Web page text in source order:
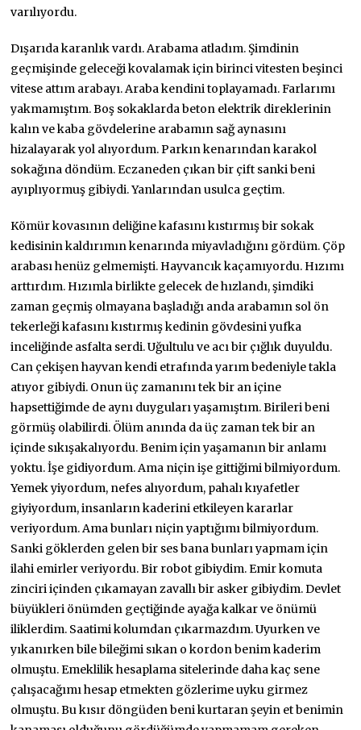
varılıyordu.
Dışarıda karanlık vardı. Arabama atladım. Şimdinin
geçmişinde geleceği kovalamak için birinci vitesten beşinci
vitese attım arabayı. Araba kendini toplayamadı. Farlarımı
yakmamıştım. Boş sokaklarda beton elektrik direklerinin
kalın ve kaba gövdelerine arabamın sağ aynasını
hizalayarak yol alıyordum. Parkın kenarından karakol
sokağına döndüm. Eczaneden çıkan bir çift sanki beni
ayıplıyormuş gibiydi. Yanlarından usulca geçtim.
Kömür kovasının deliğine kafasını kıstırmış bir sokak
kedisinin kaldırımın kenarında miyavladığını gördüm. Çöp
arabası henüz gelmemişti. Hayvancık kaçamıyordu. Hızımı
arttırdım. Hızımla birlikte gelecek de hızlandı, şimdiki
zaman geçmiş olmayana başladığı anda arabamın sol ön
tekerleği kafasını kıstırmış kedinin gövdesini yufka
inceliğinde asfalta serdi. Uğultulu ve acı bir çığlık duyuldu.
Can çekişen hayvan kendi etrafında yarım bedeniyle takla
atıyor gibiydi. Onun üç zamanını tek bir an içine
hapsettiğimde de aynı duyguları yaşamıştım. Birileri beni
görmüş olabilirdi. Ölüm anında da üç zaman tek bir an
içinde sıkışakalıyordu. Benim için yaşamanın bir anlamı
yoktu. İşe gidiyordum. Ama niçin işe gittiğimi bilmiyordum.
Yemek yiyordum, nefes alıyordum, pahalı kıyafetler
giyiyordum, insanların kaderini etkileyen kararlar
veriyordum. Ama bunları niçin yaptığımı bilmiyordum.
Sanki göklerden gelen bir ses bana bunları yapmam için
ilahi emirler veriyordu. Bir robot gibiydim. Emir komuta
zinciri içinden çıkamayan zavallı bir asker gibiydim. Devlet
büyükleri önümden geçtiğinde ayağa kalkar ve önümü
iliklerdim. Saatimi kolumdan çıkarmazdım. Uyurken ve
yıkanırken bile bileğimi sıkan o kordon benim kaderim
olmuştu. Emeklilik hesaplama sitelerinde daha kaç sene
çalışacağımı hesap etmekten gözlerime uyku girmez
olmuştu. Bu kısır döngüden beni kurtaran şeyin et benimin